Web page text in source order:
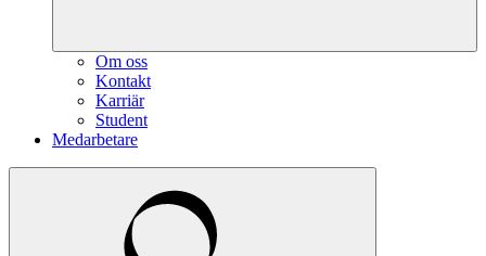
Om oss
Kontakt
Karriär
Student
Medarbetare